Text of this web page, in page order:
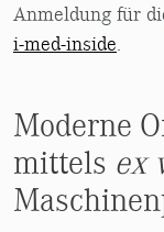
Anmeldung für
i-med-inside
Moderne
mittels ex